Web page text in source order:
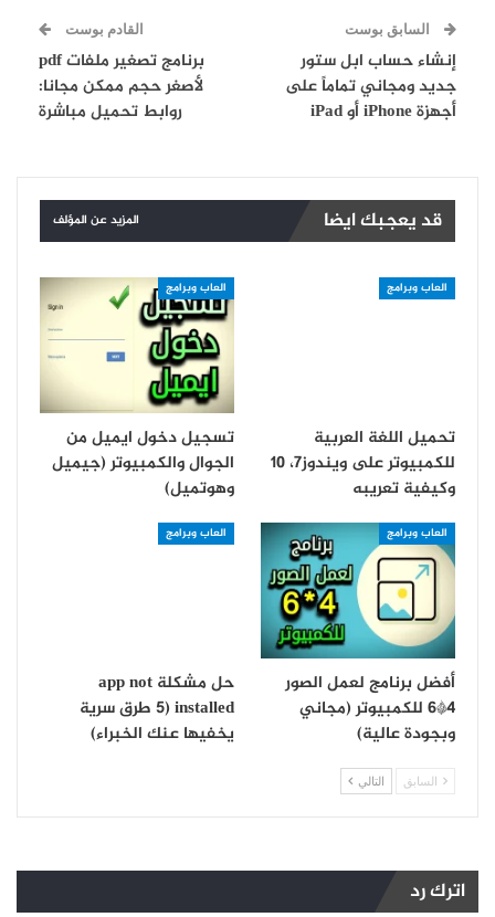
السابق بوست
إنشاء حساب ابل ستور
جديد ومجاني تماماً على
أجهزة iPhone أو iPad
القادم بوست
برنامج تصغير ملفات pdf
لأصغر حجم ممكن مجانا:
روابط تحميل مباشرة
قد يعجبك ايضا المزيد عن المؤلف
العاب وبرامج
تحميل اللغة العربية
للكمبيوتر على ويندوز7، 10
وكيفية تعريبه
العاب وبرامج
تسجيل دخول ايميل من
الجوال والكمبيوتر (جيميل
وهوتميل)
العاب وبرامج
أفضل برنامج لعمل الصور
4*6 للكمبيوتر (مجاني
وبجودة عالية)
العاب وبرامج
حل مشكلة app not
installed (5 طرق سرية
يخفيها عنك الخبراء)
السابق التالي
اترك رد